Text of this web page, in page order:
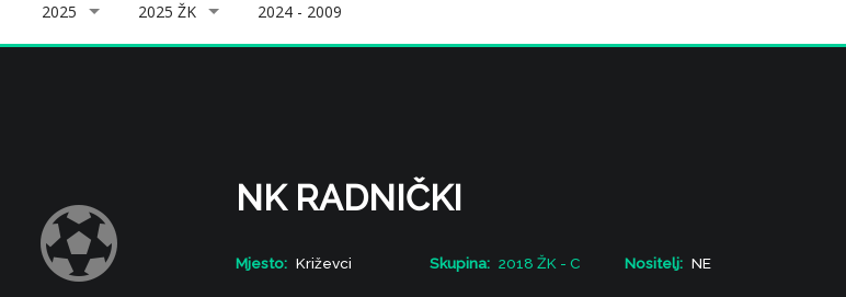
2025 2025 ŽK 2024 - 2009
NK RADNIČKI
Mjesto: Križevci Skupina: 2018 ŽK - C Nositelj: NE